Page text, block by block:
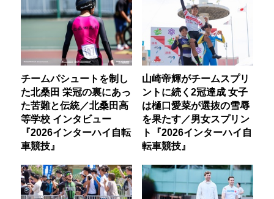
チームパシュートを制し
た北桑田 栄冠の裏にあっ
た苦難と伝統／北桑田高
等学校 インタビュー
『2026インターハイ自転
車競技』
山崎帝輝がチームスプリ
ントに続く2冠達成 女子
は樋口愛菜が選抜の雪辱
を果たす／男女スプリン
ト『2026インターハイ自
転車競技』